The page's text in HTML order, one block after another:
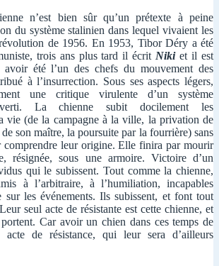
n’est bien sûr qu’un prétexte à peine
du système stalinien dans lequel vivaient les
de 1956. En 1953, Tibor Déry a été
trois ans plus tard il écrit Nikiet il est
été l’un des chefs du mouvement des
à l’insurrection. Sous ses aspects légers,
une critique virulente d’un système
La chienne subit docilement les
vie (de la campagne à la ville, la privation de
son maître, la poursuite par la fourrière) sans
comprendre leur origine. Elle finira par mourir
résignée, sous une armoire. Victoire d’un
qui le subissent. Tout comme la chienne,
à l’arbitraire, à l’humiliation, incapables
sur les événements. Ils subissent, et font tout
seul acte de résistante est cette chienne, et
Car avoir un chien dans ces temps de
de résistance, qui leur sera d’ailleurs